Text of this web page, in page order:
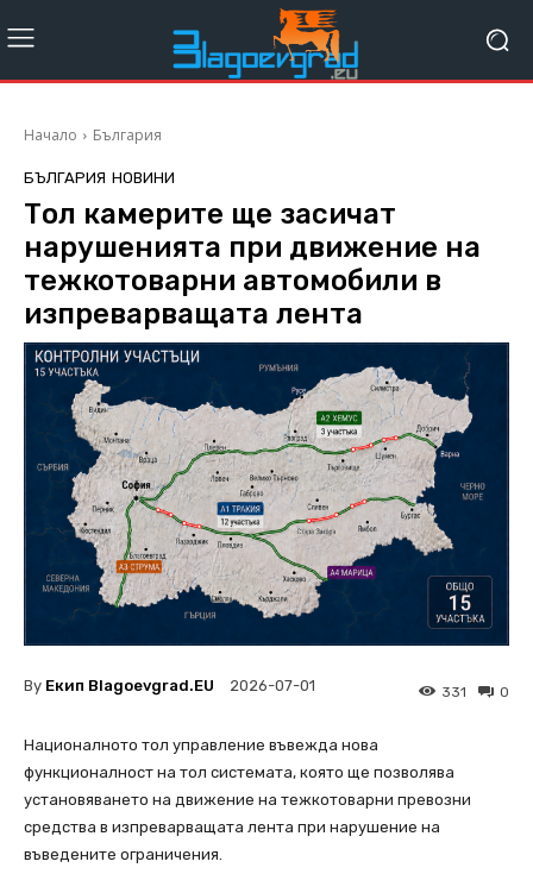
Начало България
БЪЛГАРИЯ НОВИНИ
Tол камерите ще засичат
нарушенията при движение на
тежкотоварни автомобили в
изпреварващата лента
By Екип Blagoevgrad.EU 2026-07-01 0
331
Националното тол управление въвежда нова
функционалност на тол системата, която ще позволява
установяването на движение на тежкотоварни превозни
средства в изпреварващата лента при нарушение на
въведените ограничения.